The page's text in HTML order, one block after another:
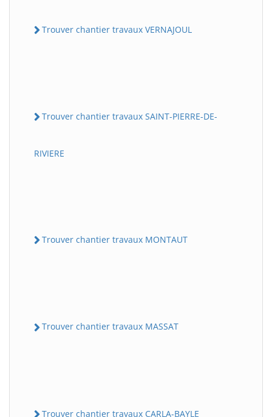
Trouver chantier travaux VERNAJOUL
Trouver chantier travaux SAINT-PIERRE-DE-
RIVIERE
Trouver chantier travaux MONTAUT
Trouver chantier travaux MASSAT
Trouver chantier travaux CARLA-BAYLE